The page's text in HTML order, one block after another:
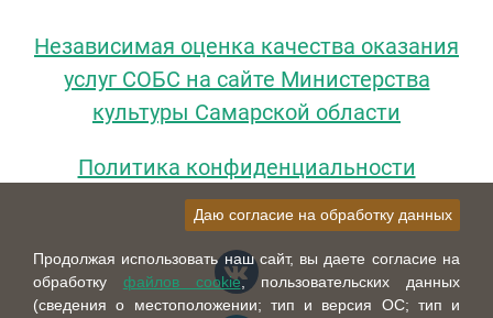
Независимая оценка качества оказания
услуг СОБС на сайте Министерства
культуры Самарской области
Политика конфиденциальности
Даю согласие на обработку данных
Продолжая использовать наш сайт, вы даете согласие на
обработку файлов cookie, пользовательских данных
(сведения о местоположении; тип и версия ОС; тип и